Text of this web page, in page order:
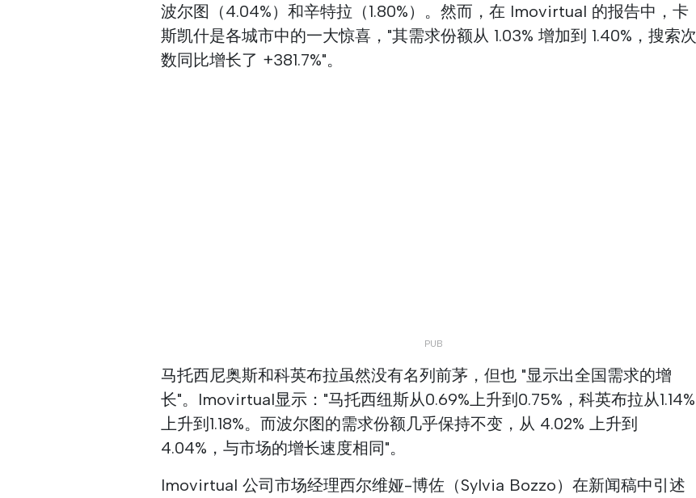
波尔图（4.04%）和辛特拉（1.80%）。然而，在 Imovirtual 的报告中，卡
斯凯什是各城市中的一大惊喜，"其需求份额从 1.03% 增加到 1.40%，搜索次
数同比增长了 +381.7%"。
马托西尼奥斯和科英布拉虽然没有名列前茅，但也 "显示出全国需求的增
长"。Imovirtual显示："马托西纽斯从0.69%上升到0.75%，科英布拉从1.14%
上升到1.18%。而波尔图的需求份额几乎保持不变，从 4.02% 上升到
4.04%，与市场的增长速度相同"。
Imovirtual 公司市场经理西尔维娅-博佐（Sylvia Bozzo）在新闻稿中引述